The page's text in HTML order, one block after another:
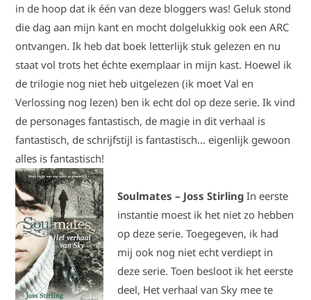
in de hoop dat ik één van deze bloggers was! Geluk stond
die dag aan mijn kant en mocht dolgelukkig ook een ARC
ontvangen. Ik heb dat boek letterlijk stuk gelezen en nu
staat vol trots het échte exemplaar in mijn kast. Hoewel ik
de trilogie nog niet heb uitgelezen (ik moet Val en
Verlossing nog lezen) ben ik echt dol op deze serie. Ik vind
de personages fantastisch, de magie in dit verhaal is
fantastisch, de schrijfstijl is fantastisch… eigenlijk gewoon
alles is fantastisch!
Soulmates – Joss Stirling In eerste
instantie moest ik het niet zo hebben
op deze serie. Toegegeven, ik had
mij ook nog niet echt verdiept in
deze serie. Toen besloot ik het eerste
deel, Het verhaal van Sky mee te